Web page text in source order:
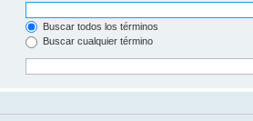
Buscar todos los términos
Buscar cualquier término